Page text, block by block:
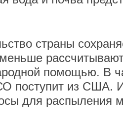
страны
помощью. В
поступит из США.
для